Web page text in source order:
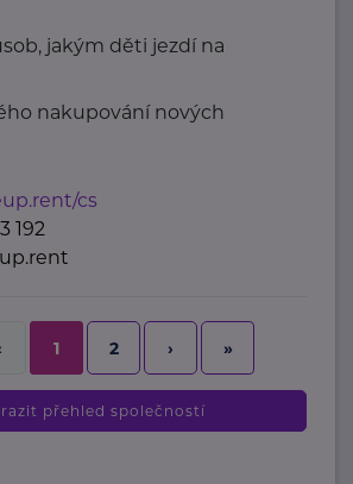
jakým děti jezdí na
nakupování nových
cs
192
1 2 › »
přehled společností